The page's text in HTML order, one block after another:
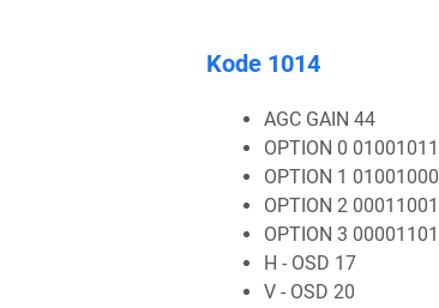
Kode 1014
AGC GAIN 44
OPTION 0 01001011
OPTION 1 01001000
OPTION 2 00011001
OPTION 3 00001101
H - OSD 17
V - OSD 20